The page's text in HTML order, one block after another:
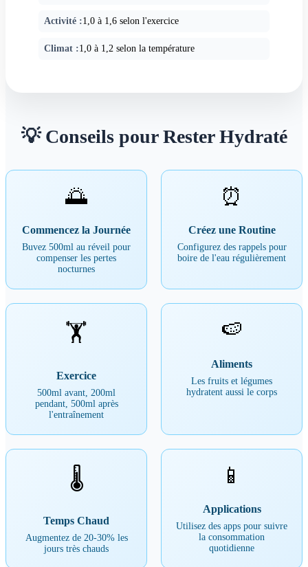
Activité :1,0 à 1,6 selon l'exercice
Climat :1,0 à 1,2 selon la température
💡 Conseils pour Rester Hydraté
🌅
Commencez la Journée
Buvez 500ml au réveil pour
compenser les pertes
nocturnes
⏰
Créez une Routine
Configurez des rappels pour
boire de l'eau régulièrement
🏋️
Exercice
500ml avant, 200ml
pendant, 500ml après
l'entraînement
🍉
Aliments
Les fruits et légumes
hydratent aussi le corps
🌡️
Temps Chaud
Augmentez de 20-30% les
jours très chauds
📱
Applications
Utilisez des apps pour suivre
la consommation
quotidienne